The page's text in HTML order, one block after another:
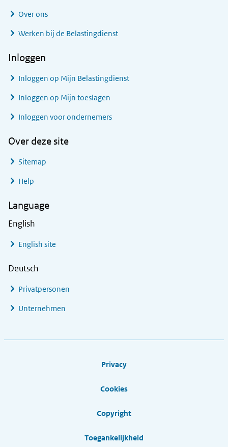
Over ons
Werken bij de Belastingdienst
Inloggen
Inloggen op Mijn Belastingdienst
Inloggen op Mijn toeslagen
Inloggen voor ondernemers
Over deze site
Sitemap
Help
Language
English
English site
Deutsch
Privatpersonen
Unternehmen
Privacy
Cookies
Copyright
Toegankelijkheid